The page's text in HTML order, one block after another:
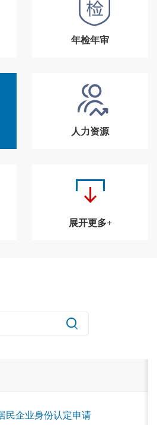
年检年审
人力资源
展开更多+